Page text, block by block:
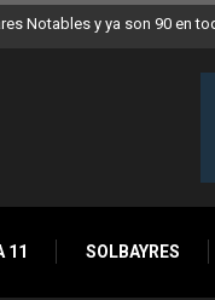
Notables y ya son 90 en
11 SOLBAYRES